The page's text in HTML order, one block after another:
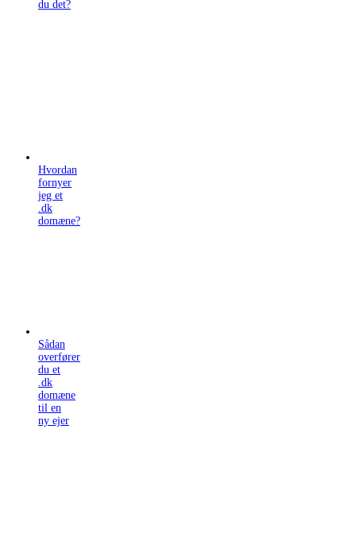
du det?
Hvordan
fornyer
jeg et
.dk
domæne?
Sådan
overfører
du et
.dk
domæne
til en
ny ejer